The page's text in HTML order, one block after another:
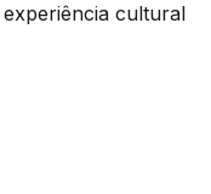
cultural